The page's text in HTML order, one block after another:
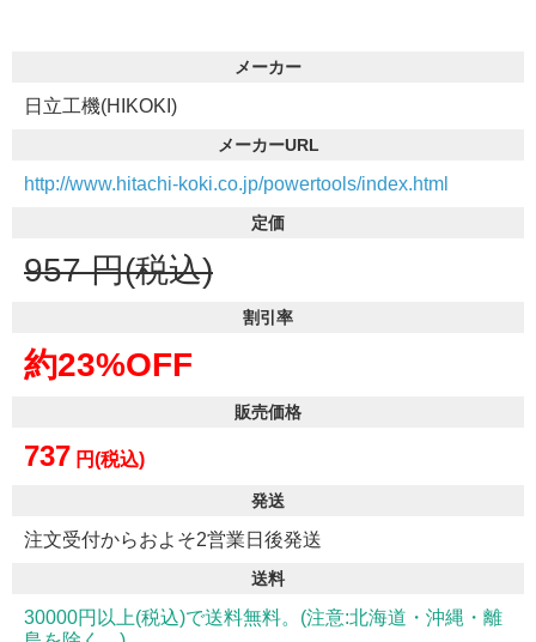
メーカー
日立工機(HIKOKI)
メーカーURL
http://www.hitachi-koki.co.jp/powertools/index.html
定価
957 円(税込)
割引率
約23%OFF
販売価格
737 円(税込)
発送
注文受付からおよそ2営業日後発送
送料
30000円以上(税込)で送料無料。(注意:北海道・沖縄・離